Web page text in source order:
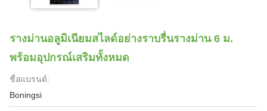
รางม่านอลูมิเนียมสไลด์อย่างราบรื่นรางม่าน 6 ม.
พร้อมอุปกรณ์เสริมทั้งหมด
ชื่อแบรนด์:
Boningsi